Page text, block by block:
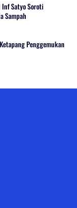
Inf Satyo Soroti
Sampah
Penggemukan